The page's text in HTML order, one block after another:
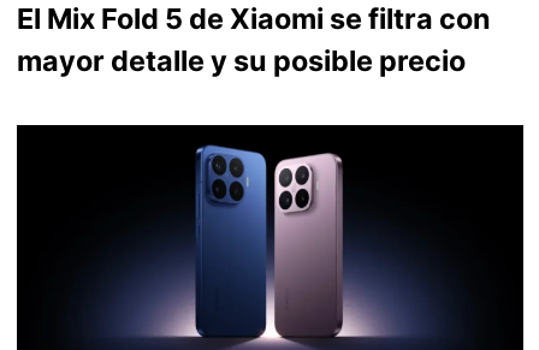
El Mix Fold 5 de Xiaomi se filtra con
mayor detalle y su posible precio